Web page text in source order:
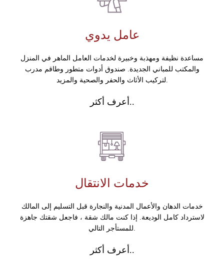
عامل يدوي
مساعدة نظيفة ومهذبة وخبيرة لخدمات العامل الماهر في المنزل
والمكتب للمباني الجديدة. صندوق أدوات متطور وطاقم مدرب
لتركيب الأثاث والحفر والصحية والمزيد.
أعرف أكثر..
خدمات الانتقال
خدمات الدهان والأعمال المدنية والنجارة قبل التسليم إلى المالك
لاسترداد كامل الوديعة. إذا كنت مالك شقة ، فاجعل شقتك جاهزة
للمستأجر التالي.
أعرف أكثر..